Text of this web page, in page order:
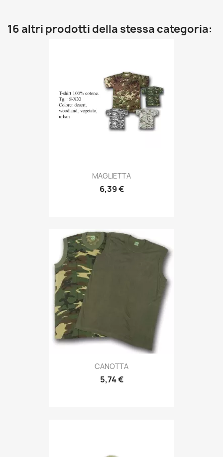
16 altri prodotti della stessa categoria:
Anteprima
MAGLIETTA
6,39 €
Anteprima
CANOTTA
5,74 €